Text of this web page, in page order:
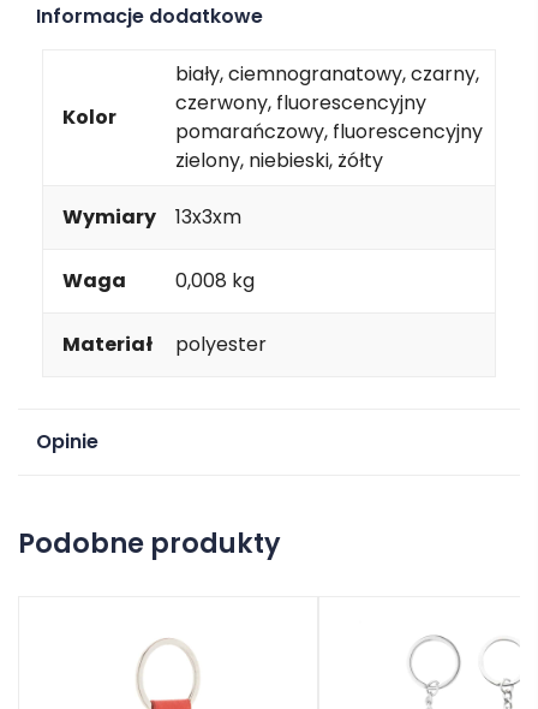
Informacje dodatkowe
Kolor
biały, ciemnogranatowy, czarny,
czerwony, fluorescencyjny
pomarańczowy, fluorescencyjny
zielony, niebieski, żółty
Wymiary 13x3xm
Waga 0,008 kg
Materiał polyester
Opinie
Podobne produkty